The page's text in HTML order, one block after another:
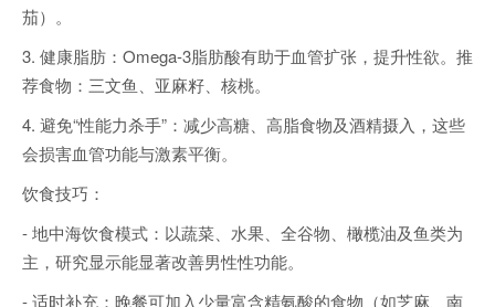
茄）。
3. 健康脂肪：Omega-3脂肪酸有助于血管扩张，提升性欲。推
荐食物：三文鱼、亚麻籽、核桃。
4. 避免“性能力杀手”：减少高糖、高脂食物及酒精摄入，这些
会损害血管功能与激素平衡。
饮食技巧：
- 地中海饮食模式：以蔬菜、水果、全谷物、橄榄油及鱼类为
主，研究显示能显著改善男性性功能。
- 适时补充：晚餐可加入少量富含精氨酸的食物（如芝麻、南